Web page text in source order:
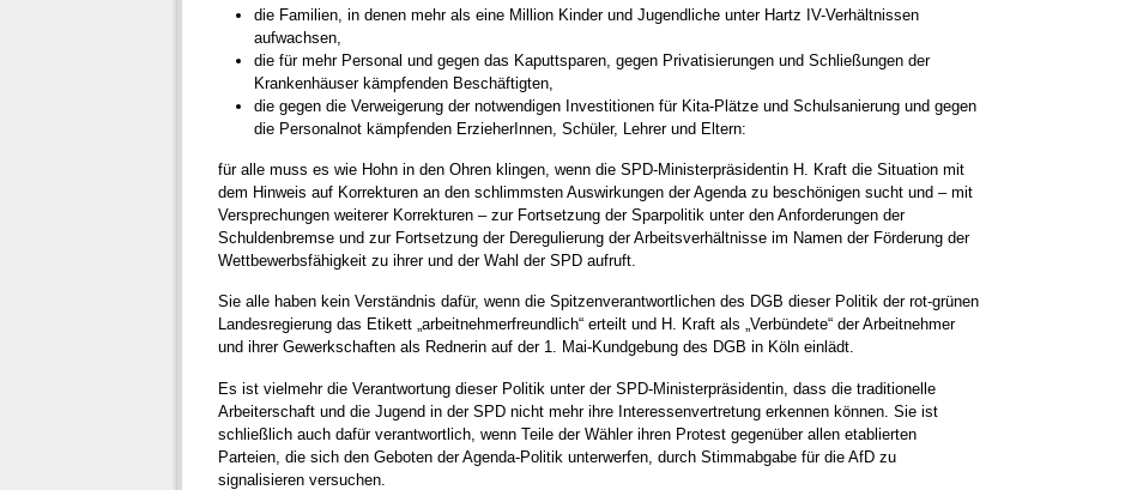
die Familien, in denen mehr als eine Million Kinder und Jugendliche unter Hartz IV-Verhältnissen
aufwachsen,
die für mehr Personal und gegen das Kaputtsparen, gegen Privatisierungen und Schließungen der
Krankenhäuser kämpfenden Beschäftigten,
die gegen die Verweigerung der notwendigen Investitionen für Kita-Plätze und Schulsanierung und gegen
die Personalnot kämpfenden ErzieherInnen, Schüler, Lehrer und Eltern:
für alle muss es wie Hohn in den Ohren klingen, wenn die SPD-Ministerpräsidentin H. Kraft die Situation mit
dem Hinweis auf Korrekturen an den schlimmsten Auswirkungen der Agenda zu beschönigen sucht und – mit
Versprechungen weiterer Korrekturen – zur Fortsetzung der Sparpolitik unter den Anforderungen der
Schuldenbremse und zur Fortsetzung der Deregulierung der Arbeitsverhältnisse im Namen der Förderung der
Wettbewerbsfähigkeit zu ihrer und der Wahl der SPD aufruft.
Sie alle haben kein Verständnis dafür, wenn die Spitzenverantwortlichen des DGB dieser Politik der rot-grünen
Landesregierung das Etikett „arbeitnehmerfreundlich“ erteilt und H. Kraft als „Verbündete“ der Arbeitnehmer
und ihrer Gewerkschaften als Rednerin auf der 1. Mai-Kundgebung des DGB in Köln einlädt.
Es ist vielmehr die Verantwortung dieser Politik unter der SPD-Ministerpräsidentin, dass die traditionelle
Arbeiterschaft und die Jugend in der SPD nicht mehr ihre Interessenvertretung erkennen können. Sie ist
schließlich auch dafür verantwortlich, wenn Teile der Wähler ihren Protest gegenüber allen etablierten
Parteien, die sich den Geboten der Agenda-Politik unterwerfen, durch Stimmabgabe für die AfD zu
signalisieren versuchen.